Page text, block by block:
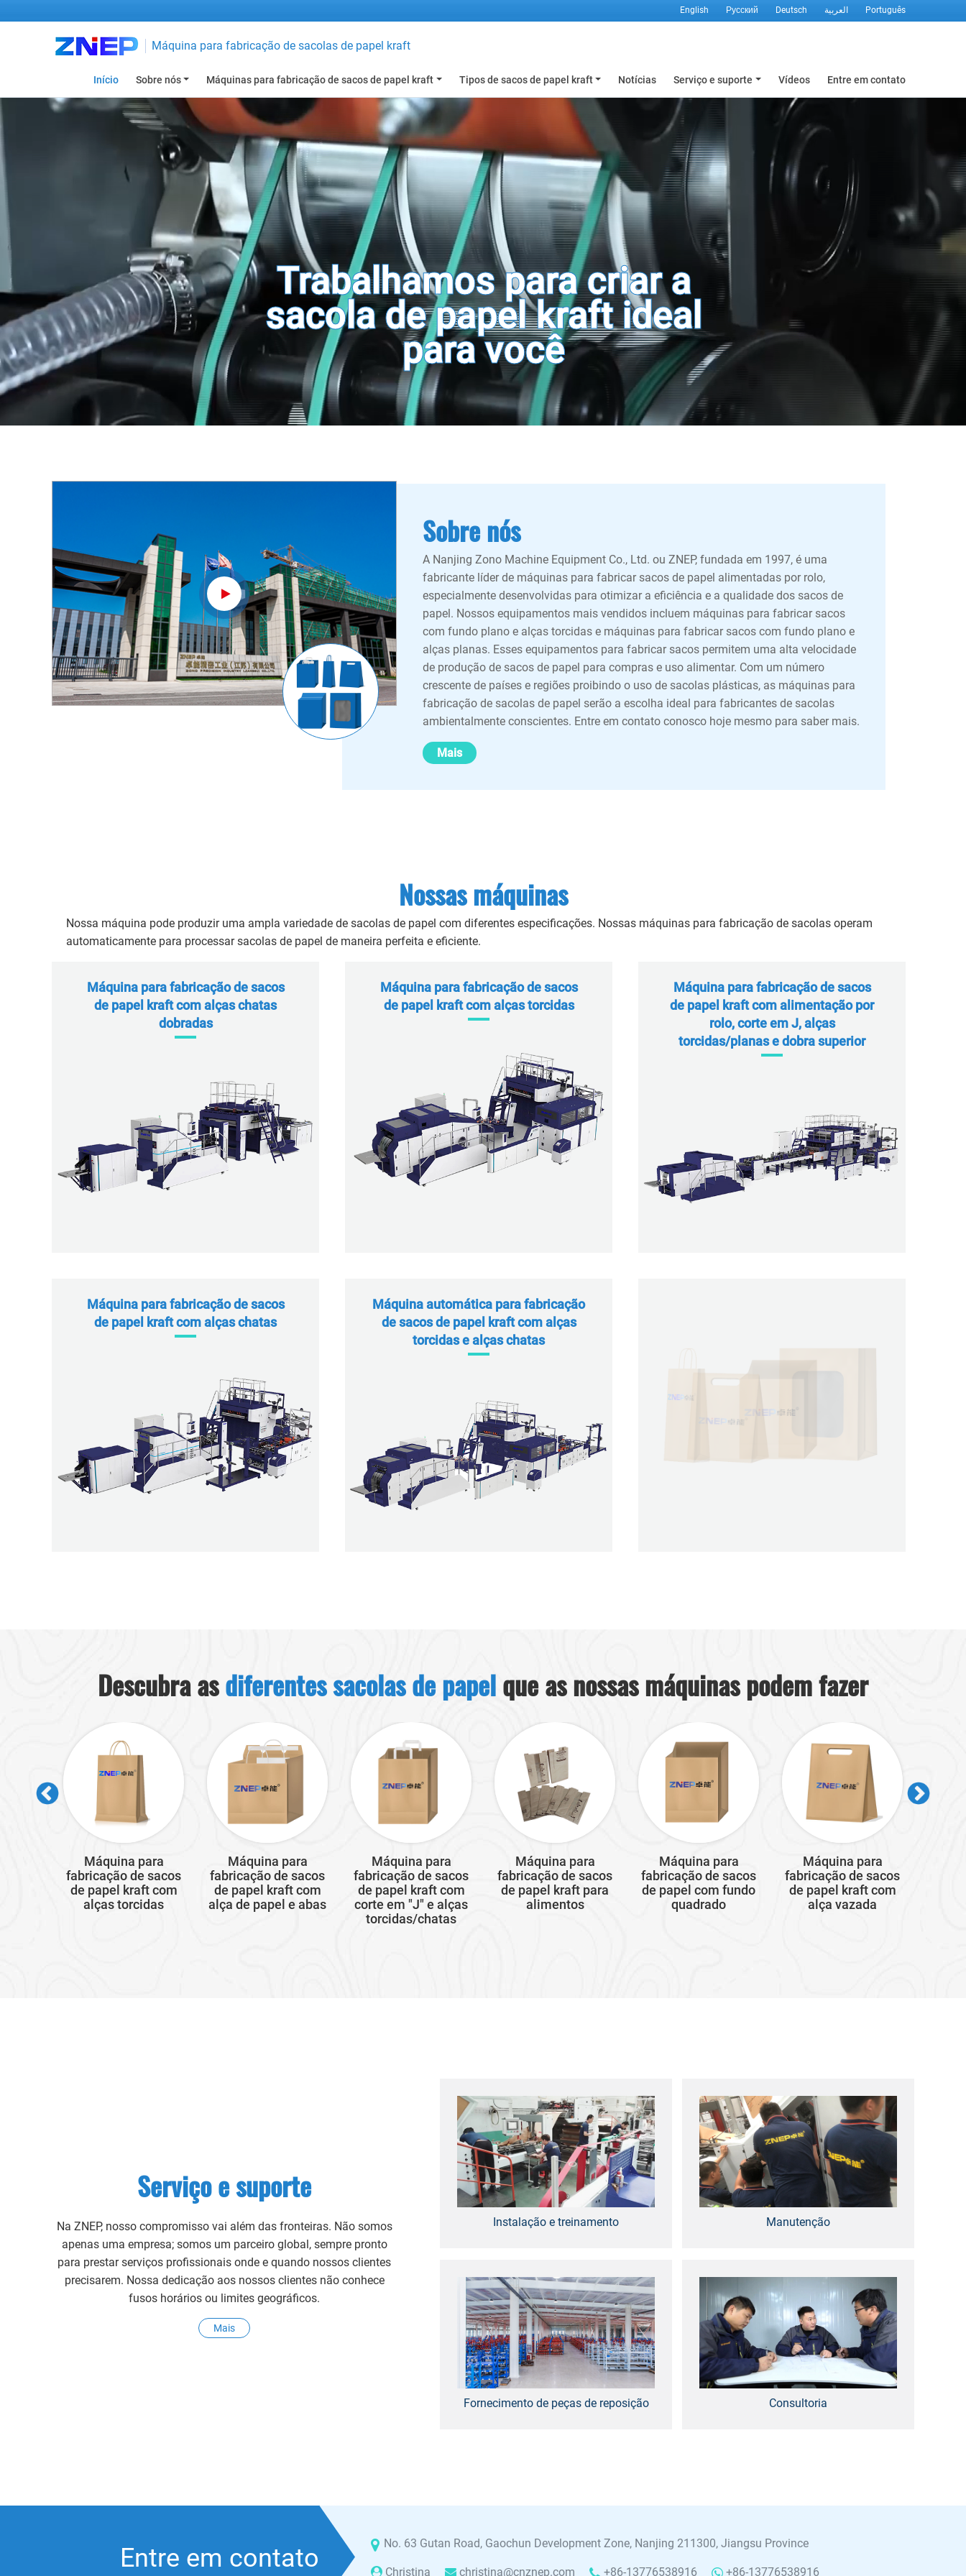
English Русский Deutsch العربية Português
Máquina para fabricação de sacolas de papel kraft
Início Sobre nós Máquinas para fabricação de sacos de papel kraft Tipos de sacos de papel kraft Notícias Serviço e suporte Vídeos Entre em contato
Trabalhamos para criar a
sacola de papel kraft ideal
para você
Sobre nós
A Nanjing Zono Machine Equipment Co., Ltd. ou ZNEP, fundada em 1997, é uma
fabricante líder de máquinas para fabricar sacos de papel alimentadas por rolo,
especialmente desenvolvidas para otimizar a eficiência e a qualidade dos sacos de
papel. Nossos equipamentos mais vendidos incluem máquinas para fabricar sacos
com fundo plano e alças torcidas e máquinas para fabricar sacos com fundo plano e
alças planas. Esses equipamentos para fabricar sacos permitem uma alta velocidade
de produção de sacos de papel para compras e uso alimentar. Com um número
crescente de países e regiões proibindo o uso de sacolas plásticas, as máquinas para
fabricação de sacolas de papel serão a escolha ideal para fabricantes de sacolas
ambientalmente conscientes. Entre em contato conosco hoje mesmo para saber mais.
Mais
Nossas máquinas
Nossa máquina pode produzir uma ampla variedade de sacolas de papel com diferentes especificações. Nossas máquinas para fabricação de sacolas operam
automaticamente para processar sacolas de papel de maneira perfeita e eficiente.
Máquina para fabricação de sacos
de papel kraft com alças chatas
dobradas
Máquina para fabricação de sacos
de papel kraft com alças torcidas
Máquina para fabricação de sacos
de papel kraft com alimentação por
rolo, corte em J, alças
torcidas/planas e dobra superior
Máquina para fabricação de sacos
de papel kraft com alças chatas
Máquina automática para fabricação
de sacos de papel kraft com alças
torcidas e alças chatas
Descubra asdiferentes sacolas de papelque as nossas máquinas podem fazer
Máquina para
fabricação de sacos
de papel kraft com
alças torcidas
Máquina para
fabricação de sacos
de papel kraft com
alça de papel e abas
Máquina para
fabricação de sacos
de papel kraft com
corte em "J" e alças
torcidas/chatas
Máquina para
fabricação de sacos
de papel kraft para
alimentos
Máquina para
fabricação de sacos
de papel com fundo
quadrado
Máquina para
fabricação de sacos
de papel kraft com
alça vazada
Serviço e suporte
Na ZNEP, nosso compromisso vai além das fronteiras. Não somos
apenas uma empresa; somos um parceiro global, sempre pronto
para prestar serviços profissionais onde e quando nossos clientes
precisarem. Nossa dedicação aos nossos clientes não conhece
fusos horários ou limites geográficos.
Mais
Instalação e treinamento Manutenção
Fornecimento de peças de reposição Consultoria
Entre em contato No. 63 Gutan Road, Gaochun Development Zone, Nanjing 211300, Jiangsu Province
Christina christina@cnznep.com +86-13776538916 +86-13776538916